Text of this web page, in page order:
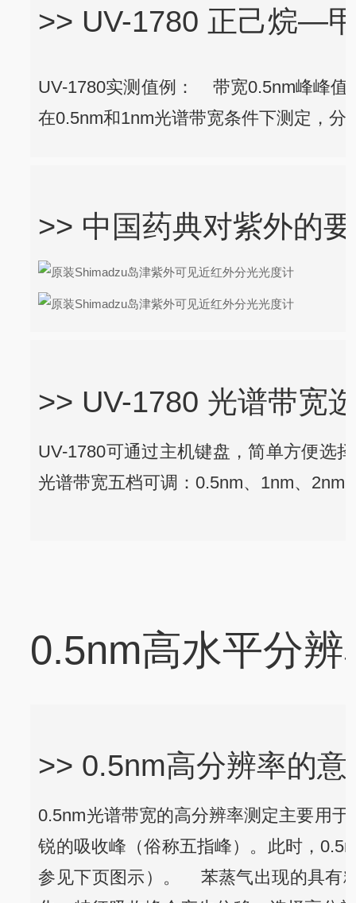
>> UV-1780 正己烷—
UV-1780实测值例：
带宽0.5nm峰峰值
在0.5nm和1nm光谱带宽条件下测定，分
>> 中国药典对紫外的
>> UV-1780 光谱带宽
UV-1780可通过主机键盘，简单方便选
光谱带宽五档可调：0.5nm、1nm、2nm
0.5nm高水平分辨
>> 0.5nm高分辨率的意
0.5nm光谱带宽的高分辨率测定主要用
锐的吸收峰（俗称五指峰）。此时，
参见下页图示）。
苯蒸气出现的具有